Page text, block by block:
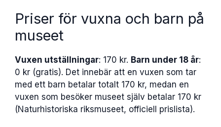
Priser för vuxna och barn på
museet
Vuxen utställningar: 170 kr. Barn under 18 år:
0 kr (gratis). Det innebär att en vuxen som tar
med ett barn betalar totalt 170 kr, medan en
vuxen som besöker museet själv betalar 170 kr
(Naturhistoriska riksmuseet, officiell prislista).